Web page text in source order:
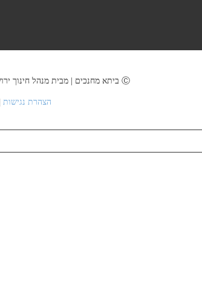
Ⓒ ביתא מחנכים | מבית מנהל חינוך ירושלים | עיצוב ופיתוח:
הצהרת נגישות|